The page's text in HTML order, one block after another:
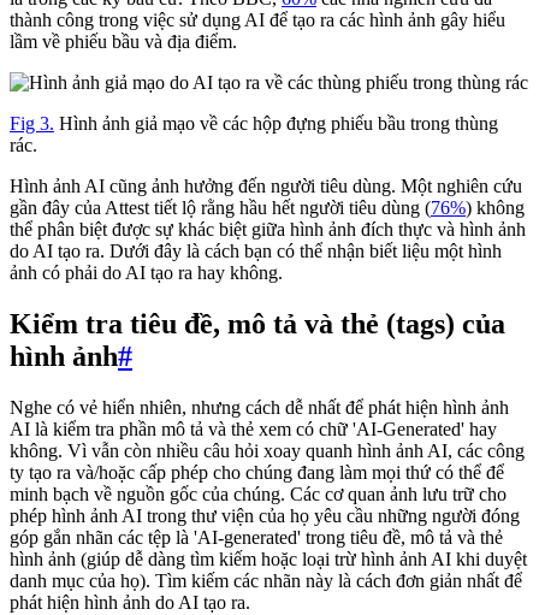
thành công trong việc sử dụng AI để tạo ra các hình ảnh gây hiểu
lầm về phiếu bầu và địa điểm.
Fig 3. Hình ảnh giả mạo về các hộp đựng phiếu bầu trong thùng
rác.
Hình ảnh AI cũng ảnh hưởng đến người tiêu dùng. Một nghiên cứu
gần đây của Attest tiết lộ rằng hầu hết người tiêu dùng (76%) không
thể phân biệt được sự khác biệt giữa hình ảnh đích thực và hình ảnh
do AI tạo ra. Dưới đây là cách bạn có thể nhận biết liệu một hình
ảnh có phải do AI tạo ra hay không.
Kiểm tra tiêu đề, mô tả và thẻ (tags) của
hình ảnh#
Nghe có vẻ hiển nhiên, nhưng cách dễ nhất để phát hiện hình ảnh
AI là kiểm tra phần mô tả và thẻ xem có chữ 'AI-Generated' hay
không. Vì vẫn còn nhiều câu hỏi xoay quanh hình ảnh AI, các công
ty tạo ra và/hoặc cấp phép cho chúng đang làm mọi thứ có thể để
minh bạch về nguồn gốc của chúng. Các cơ quan ảnh lưu trữ cho
phép hình ảnh AI trong thư viện của họ yêu cầu những người đóng
góp gắn nhãn các tệp là 'AI-generated' trong tiêu đề, mô tả và thẻ
hình ảnh (giúp dễ dàng tìm kiếm hoặc loại trừ hình ảnh AI khi duyệt
danh mục của họ). Tìm kiếm các nhãn này là cách đơn giản nhất để
phát hiện hình ảnh do AI tạo ra.